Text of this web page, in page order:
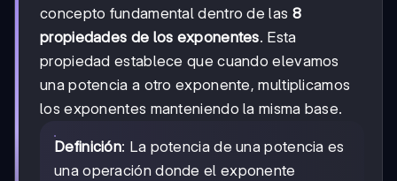
concepto fundamental dentro de las 8
propiedades de los exponentes. Esta
propiedad establece que cuando elevamos
una potencia a otro exponente, multiplicamos
los exponentes manteniendo la misma base.
Definición: La potencia de una potencia es
una operación donde el exponente